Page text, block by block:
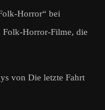
Horror“ bei
Folk-Horror-Filme, die
von Die letzte Fahrt